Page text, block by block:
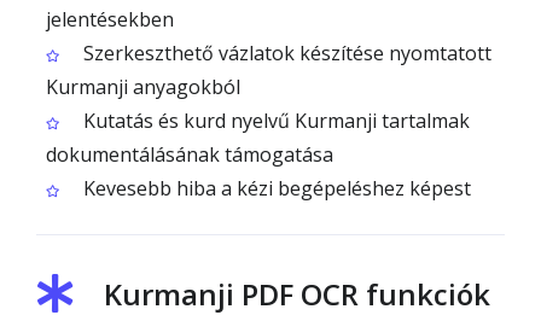
jelentésekben
Szerkeszthető vázlatok készítése nyomtatott
Kurmanji anyagokból
Kutatás és kurd nyelvű Kurmanji tartalmak
dokumentálásának támogatása
Kevesebb hiba a kézi begépeléshez képest
Kurmanji PDF OCR funkciók